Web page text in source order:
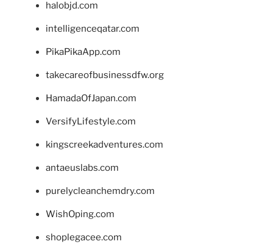
halobjd.com
intelligenceqatar.com
PikaPikaApp.com
takecareofbusinessdfw.org
HamadaOfJapan.com
VersifyLifestyle.com
kingscreekadventures.com
antaeuslabs.com
purelycleanchemdry.com
WishOping.com
shoplegacee.com